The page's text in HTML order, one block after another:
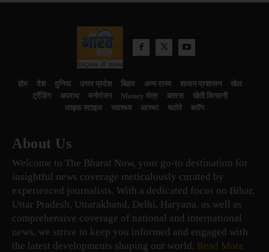
होम देश दुनिया उत्तर प्रदेश बिहार अन्य राज्य शासन प्रशासन
खेल
ट्रेंडिंग
अपराध मनोरंजन Money मंत्र बतरस
खेती किसानी
लाइफ स्टाइल
स्वास्थ्य आस्था चटोरे ब्लॉग
About Us
Welcome to The Bharat Now, your go-to destination for
insightful news coverage meticulously curated by
experienced journalists. With a dedicated focus on Bihar,
Uttar Pradesh, Uttarakhand, Delhi, Haryana, as well as
comprehensive coverage of national and international
news, we strive to keep you informed and engaged with
the latest developments shaping our world. Read More